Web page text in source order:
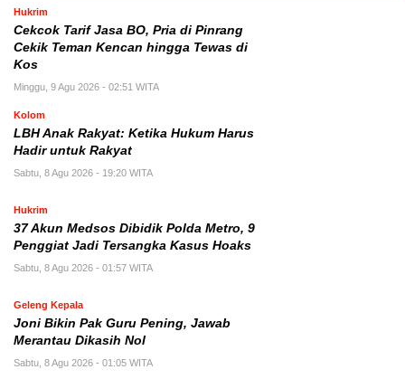
Hukrim
Cekcok Tarif Jasa BO, Pria di Pinrang
Cekik Teman Kencan hingga Tewas di
Kos
Minggu, 9 Agu 2026 - 02:51 WITA
Kolom
LBH Anak Rakyat: Ketika Hukum Harus
Hadir untuk Rakyat
Sabtu, 8 Agu 2026 - 19:20 WITA
Hukrim
37 Akun Medsos Dibidik Polda Metro, 9
Penggiat Jadi Tersangka Kasus Hoaks
Sabtu, 8 Agu 2026 - 01:57 WITA
Geleng Kepala
Joni Bikin Pak Guru Pening, Jawab
Merantau Dikasih Nol
Sabtu, 8 Agu 2026 - 01:05 WITA